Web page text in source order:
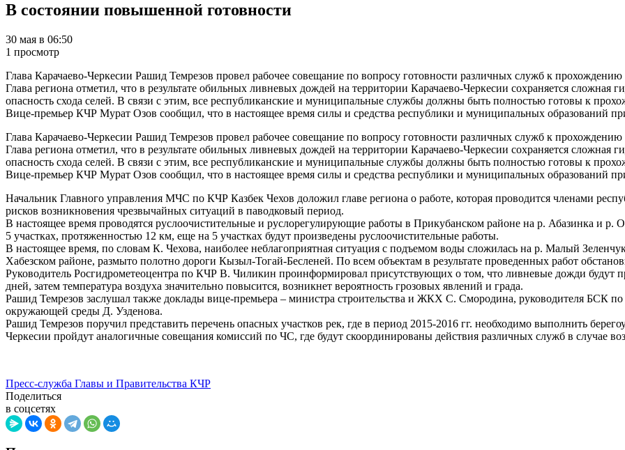
В состоянии повышенной готовности
30 мая в 06:50
1 просмотр
Глава Карачаево-Черкесии Рашид Темрезов провел рабочее совещание по вопросу готовности различных служб к
Глава региона отметил, что в результате обильных ливневых дождей на территории Карачаево-Черкесии сохраняется сложная
опасность схода селей. В связи с этим, все республиканские и муниципальные службы должны быть полностью готовы к
Вице-премьер КЧР Мурат Озов сообщил, что в настоящее время силы и средства республики и муниципальных образований
Глава Карачаево-Черкесии Рашид Темрезов провел рабочее совещание по вопросу готовности различных служб к
Глава региона отметил, что в результате обильных ливневых дождей на территории Карачаево-Черкесии сохраняется сложная
опасность схода селей. В связи с этим, все республиканские и муниципальные службы должны быть полностью готовы к
Вице-премьер КЧР Мурат Озов сообщил, что в настоящее время силы и средства республики и муниципальных образований
Начальник Главного управления МЧС по КЧР Казбек Чехов доложил главе региона о работе, которая проводится членами
рисков возникновения чрезвычайных ситуаций в паводковый период.
В настоящее время проводятся руслоочистительные и руслорегулирующие работы в Прикубанском районе на р. Абазинка и р.
5 участках, протяженностью 12 км, еще на 5 участках будут произведены руслоочистительные работы.
В настоящее время, по словам К. Чехова, наиболее неблагоприятная ситуация с подъемом воды сложилась на р. Малый
Хабезском районе, размыто полотно дороги Кызыл-Тогай-Бесленей. По всем объектам в результате проведенных работ
Руководитель Росгидрометеоцентра по КЧР В. Чиликин проинформировал присутствующих о том, что ливневые дожди будут
дней, затем температура воздуха значительно повысится, возникнет вероятность грозовых явлений и града.
Рашид Темрезов заслушал также доклады вице-премьера – министра строительства и ЖКХ С. Смородина, руководителя БСК
окружающей среды Д. Узденова.
Рашид Темрезов поручил представить перечень опасных участков рек, где в период 2015-2016 гг. необходимо выполнить
Черкесии пройдут аналогичные совещания комиссий по ЧС, где будут скоординированы действия различных служб в случае
Пресс-служба Главы и Правительства КЧР
Поделиться
в соцсетях